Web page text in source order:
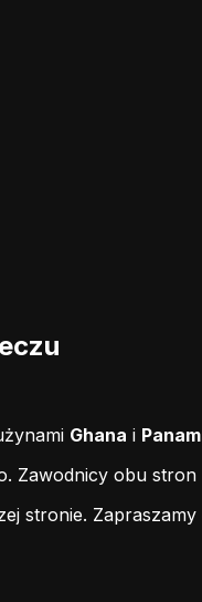
Ghana i
Zawodnicy obu
stronie. Zapraszamy